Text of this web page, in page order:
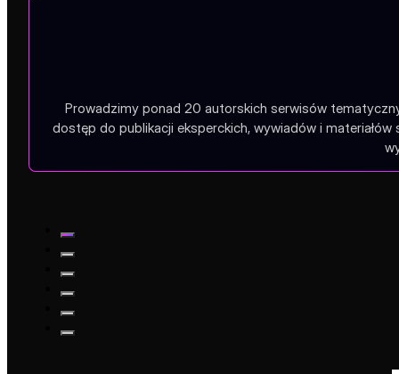
Prowadzimy ponad 20 autorskich serwisów
dostęp do publikacji eksperckich, wywiadów i